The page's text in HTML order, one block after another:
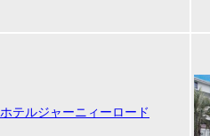
ホテルジャーニィーロード